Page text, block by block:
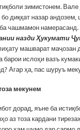
зимистонем.
диққат назар
чашмамон
назди Ҳукумати
машварат маҷозан
ислоҳи вазъ
Агар ҳа, пас шуруъ
мекунем
дорад, яъне ба
аз тоза кардани